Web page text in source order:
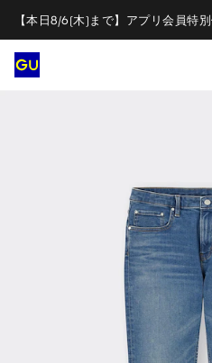
【本日8/6(木)まで】アプリ会員特